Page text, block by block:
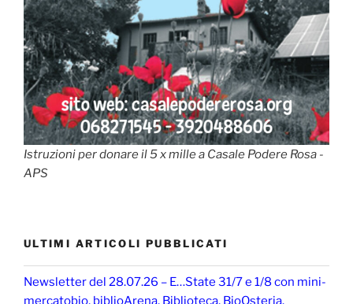
Istruzioni per donare il 5 x mille a Casale Podere Rosa -
APS
ULTIMI ARTICOLI PUBBLICATI
Newsletter del 28.07.26 – E…State 31/7 e 1/8 con mini-
mercatobio, biblioArena, Biblioteca, BioOsteria.